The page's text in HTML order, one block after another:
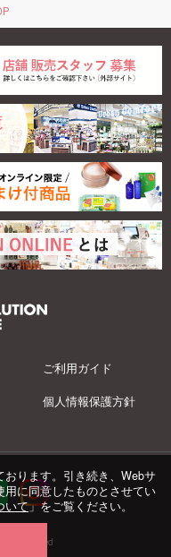
ご利用ガイド
個人情報保護方針
Reserved
ります。引き続き、Webサ
用に同意したものとさせてい
いて」をご覧ください。